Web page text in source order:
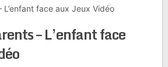
L’enfant face aux Jeux Vidéo
– L’enfant face